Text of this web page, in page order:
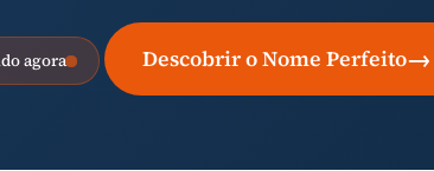
agora Descobrir o Nome Perfeito→